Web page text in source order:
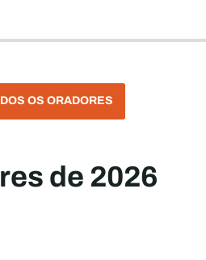
OS ORADORES
de 2026